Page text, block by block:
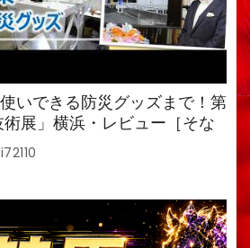
いできる防災グッズまで！第
展」横浜・レビュー［そな
］